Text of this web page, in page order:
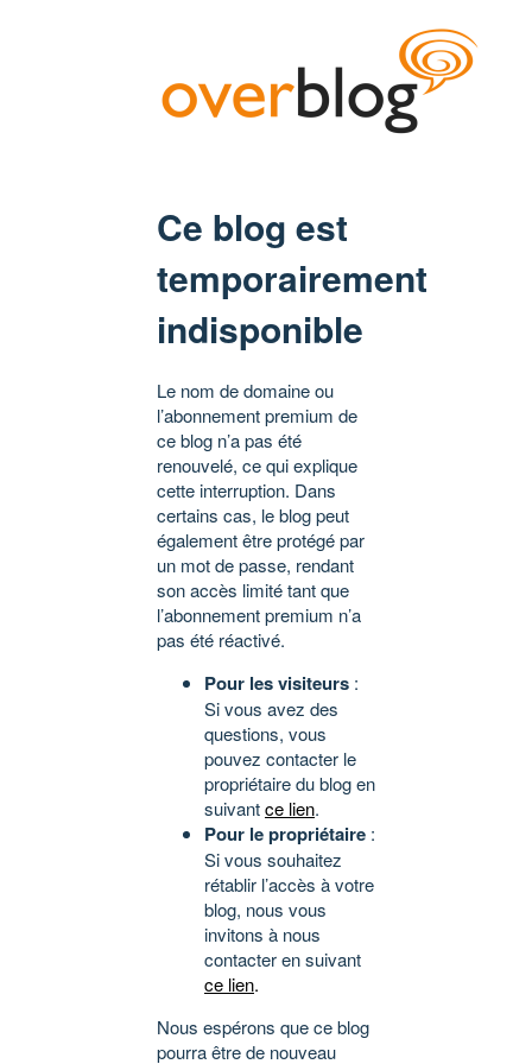
Ce blog est
temporairement
indisponible
Le nom de domaine ou
l’abonnement premium de
ce blog n’a pas été
renouvelé, ce qui explique
cette interruption. Dans
certains cas, le blog peut
également être protégé par
un mot de passe, rendant
son accès limité tant que
l’abonnement premium n’a
pas été réactivé.
Pour les visiteurs :
Si vous avez des
questions, vous
pouvez contacter le
propriétaire du blog en
suivantce lien.
Pour le propriétaire :
Si vous souhaitez
rétablir l’accès à votre
blog, nous vous
invitons à nous
contacter en suivant
ce lien.
Nous espérons que ce blog
pourra être de nouveau